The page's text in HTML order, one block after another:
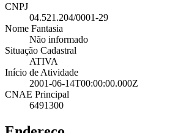
CNPJ
04.521.204/0001-29
Nome Fantasia
Não informado
Situação Cadastral
ATIVA
Início de Atividade
2001-06-14T00:00:00.000Z
CNAE Principal
6491300